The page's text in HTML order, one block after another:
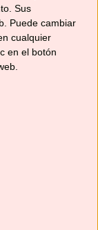
Sus
Puede cambiar
cualquier
en el botón